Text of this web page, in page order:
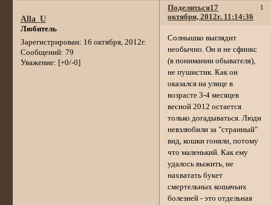
Поделиться 1
17
октября, 2012г. 11:14:36
Alla_U
Любитель
Зарегистрирован: 16 октября, 2012г.
Сообщений: 79
Уважение: [+0/-0]
Солнышко выглядит
необычно. Он и не сфинкс
(в понимании обывателя),
не пушистик. Как он
оказался на улице в
возрасте 3-4 месяцев
весной 2012 остается
только догадываться. Люди
невзлюбили за "странный"
вид, кошки гоняли, потому
что маленький. Как ему
удалось выжить, не
нахватать букет
смертельных кошачьих
болезней - это отдельная